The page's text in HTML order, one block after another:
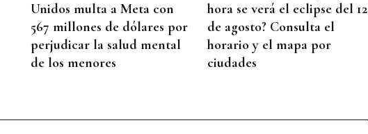
Unidos multa a Meta con
567 millones de dólares por
perjudicar la salud mental
de los menores
hora se verá el eclipse del 12
de agosto? Consulta el
horario y el mapa por
ciudades